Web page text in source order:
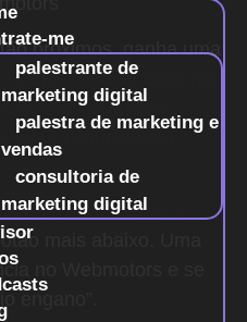
me
palestrante de
marketing digital
palestra de marketing e
vendas
consultoria de
marketing digital
próximos, ganha uma
O usuário por
que na prática
um anúncio em
teste informal com 5
mais abaixo. Uma
no Webmotors e se
engano”.